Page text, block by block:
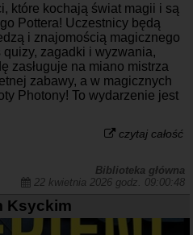
które kochają świat magii i są
Pottera! Uczestnicy będą
i znajomością magicznego
zagadki i wyzwania,
zasługuje na miano mistrza
zabawy, a w magicznych
Photony! To wydarzenie jest
czytaj całość
Biblioteka główna
22 kwietnia 2026 godz. 09:00:48
Ksyckim